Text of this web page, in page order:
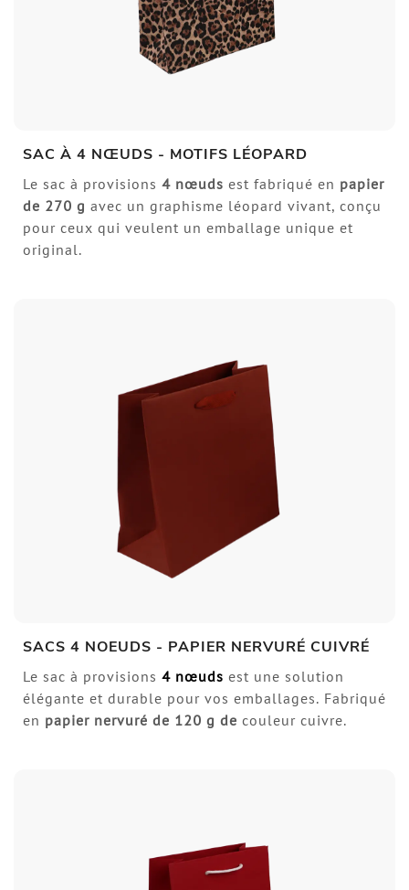
SAC À 4 NŒUDS - MOTIFS LÉOPARD
Le sac à provisions 4 nœuds est fabriqué en papier
de 270 g avec un graphisme léopard vivant, conçu
pour ceux qui veulent un emballage unique et
original.
SACS 4 NOEUDS - PAPIER NERVURÉ CUIVRÉ
Le sac à provisions 4 nœuds est une solution
élégante et durable pour vos emballages. Fabriqué
en papier nervuré de 120 g de couleur cuivre.